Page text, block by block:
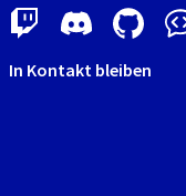
In Kontakt bleiben